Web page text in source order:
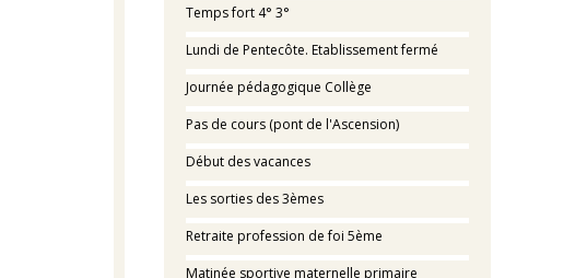
Temps fort 4° 3°
Lundi de Pentecôte. Etablissement fermé
Journée pédagogique Collège
Pas de cours (pont de l'Ascension)
Début des vacances
Les sorties des 3èmes
Retraite profession de foi 5ème
Matinée sportive maternelle primaire